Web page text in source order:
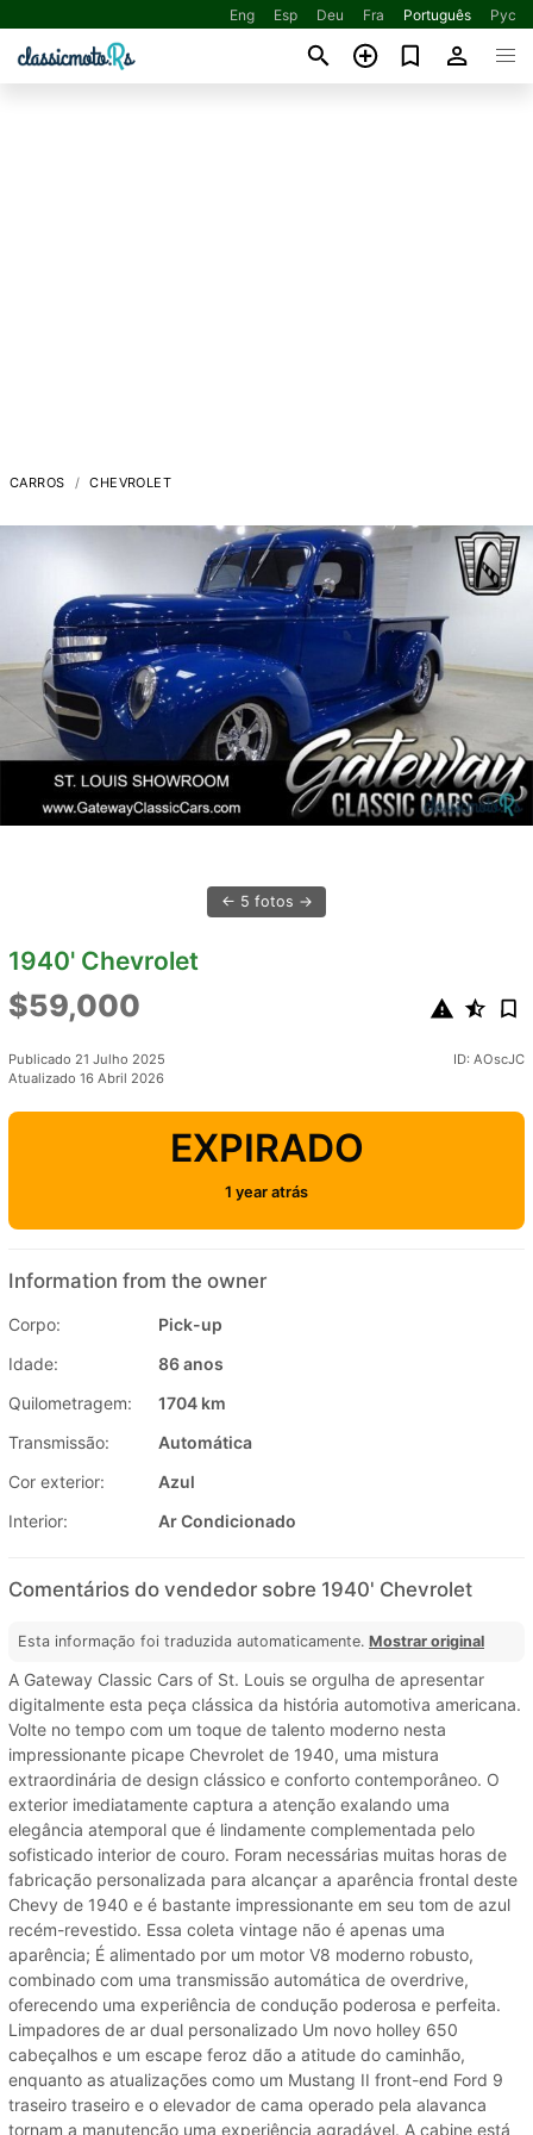
Eng Esp Deu Fra Português Рус
CARROS CHEVROLET
5 fotos
1940' Chevrolet
$59,000
Publicado 21 Julho 2025
Atualizado 16 Abril 2026
ID: AOscJC
EXPIRADO
1 year atrás
Information from the owner
Corpo:
Pick-up
Idade:
86 anos
Quilometragem:
1704 km
Transmissão:
Automática
Cor exterior:
Azul
Interior:
Ar Condicionado
Comentários do vendedor sobre 1940' Chevrolet
Esta informação foi traduzida automaticamente. Mostrar original
A Gateway Classic Cars of St. Louis se orgulha de apresentar
digitalmente esta peça clássica da história automotiva americana.
Volte no tempo com um toque de talento moderno nesta
impressionante picape Chevrolet de 1940, uma mistura
extraordinária de design clássico e conforto contemporâneo. O
exterior imediatamente captura a atenção exalando uma
elegância atemporal que é lindamente complementada pelo
sofisticado interior de couro. Foram necessárias muitas horas de
fabricação personalizada para alcançar a aparência frontal deste
Chevy de 1940 e é bastante impressionante em seu tom de azul
recém-revestido. Essa coleta vintage não é apenas uma
aparência; É alimentado por um motor V8 moderno robusto,
combinado com uma transmissão automática de overdrive,
oferecendo uma experiência de condução poderosa e perfeita.
Limpadores de ar dual personalizado Um novo holley 650
cabeçalhos e um escape feroz dão a atitude do caminhão,
enquanto as atualizações como um Mustang II front-end Ford 9
traseiro traseiro e o elevador de cama operado pela alavanca
tornam a manutenção uma experiência agradável. A cabine está